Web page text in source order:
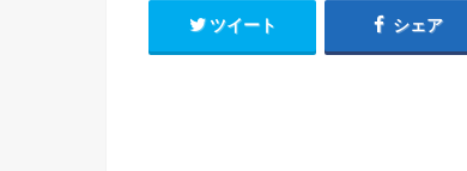
ツイート シェア